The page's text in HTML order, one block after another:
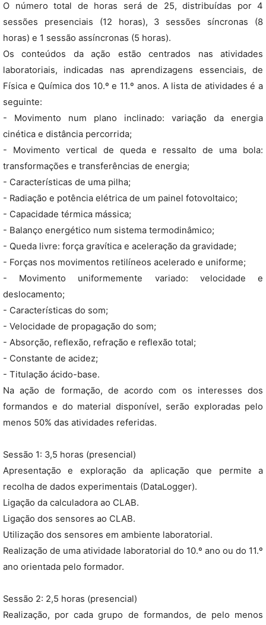
O número total de horas será de 25, distribuídas por 4
sessões presenciais (12 horas), 3 sessões síncronas (8
horas) e 1 sessão assíncronas (5 horas).
Os conteúdos da ação estão centrados nas atividades
laboratoriais, indicadas nas aprendizagens essenciais, de
Física e Química dos 10.º e 11.º anos. A lista de atividades é a
seguinte:
- Movimento num plano inclinado: variação da energia
cinética e distância percorrida;
- Movimento vertical de queda e ressalto de uma bola:
transformações e transferências de energia;
- Características de uma pilha;
- Radiação e potência elétrica de um painel fotovoltaico;
- Capacidade térmica mássica;
- Balanço energético num sistema termodinâmico;
- Queda livre: força gravítica e aceleração da gravidade;
- Forças nos movimentos retilíneos acelerado e uniforme;
- Movimento uniformemente variado: velocidade e
deslocamento;
- Características do som;
- Velocidade de propagação do som;
- Absorção, reflexão, refração e reflexão total;
- Constante de acidez;
- Titulação ácido-base.
Na ação de formação, de acordo com os interesses dos
formandos e do material disponível, serão exploradas pelo
menos 50% das atividades referidas.
Sessão 1: 3,5 horas (presencial)
Apresentação e exploração da aplicação que permite a
recolha de dados experimentais (DataLogger).
Ligação da calculadora ao CLAB.
Ligação dos sensores ao CLAB.
Utilização dos sensores em ambiente laboratorial.
Realização de uma atividade laboratorial do 10.º ano ou do 11.º
ano orientada pelo formador.
Sessão 2: 2,5 horas (presencial)
Realização, por cada grupo de formandos, de pelo menos